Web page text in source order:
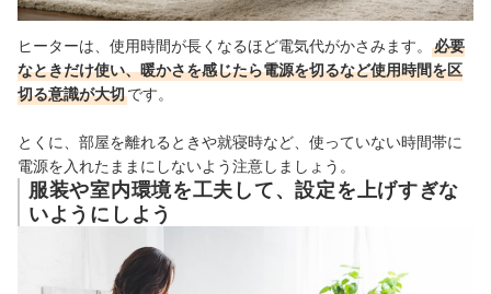
ヒーターは、使用時間が長くなるほど電気代がかさみます。
必要
なときだけ使い、暖かさを感じたら電源を切るなど使用時間を区
切る意識が大切です。
とくに、部屋を離れるときや就寝時など、使っていない時間帯に
電源を入れたままにしないよう注意しましょう。
服装や室内環境を工夫して、設定を上げすぎな
いようにしよう